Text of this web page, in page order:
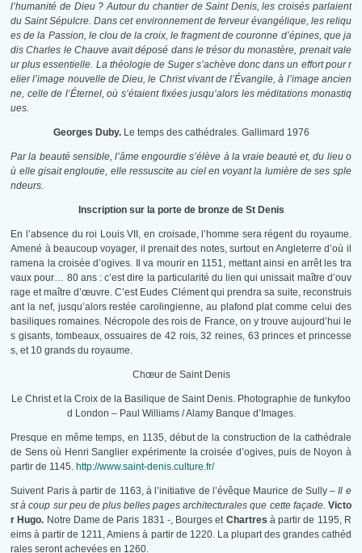
l’humanité de Dieu ? Autour du chantier de Saint Denis, les croisés parlaient
du Saint Sépulcre. Dans cet environnement de ferveur évangélique, les reliqu
es de la Passion, le clou de la croix, le fragment de couronne d’épines, que ja
dis Charles le Chauve avait déposé dans le trésor du monastère, prenait vale
ur plus essentielle. La théologie de Suger s’achève donc dans un effort pour r
elier l’image nouvelle de Dieu, le Christ vivant de l’Évangile, à l’image ancien
ne, celle de l’Éternel, où s’étaient fixées jusqu’alors les méditations monastiq
ues.
Georges Duby.Le temps des cathédrales. Gallimard 1976
Par la beauté sensible, l’âme engourdie s’élève à la vraie beauté et, du lieu o
ù elle gisait engloutie, elle ressuscite au ciel en voyant la lumière de ses sple
ndeurs.
Inscription sur la porte de bronze de St Denis
En l’absence du roi Louis VII, en croisade, l’homme sera régent du royaume.
Amené à beaucoup voyager, il prenait des notes, surtout en Angleterre d’où il
ramena la croisée d’ogives. Il va mourir en 1151, mettant ainsi en arrêt les tra
vaux pour… 80 ans : c’est dire la particularité du lien qui unissait maître d’ouv
rage et maître d’œuvre. C’est Eudes Clément qui prendra sa suite, reconstruis
ant la nef, jusqu’alors restée carolingienne, au plafond plat comme celui des
basiliques romaines. Nécropole des rois de France, on y trouve aujourd’hui le
s gisants, tombeaux, ossuaires de 42 rois, 32 reines, 63 princes et princesse
s, et 10 grands du royaume.
Chœur de Saint Denis
Le Christ et la Croix de la Basilique de Saint Denis. Photographie de funkyfoo
d London – Paul Williams / Alamy Banque d’Images.
Presque en même temps, en 1135, début de la construction de la cathédrale
de Sens où Henri Sanglier expérimente la croisée d’ogives, puis de Noyon à
partir de 1145. http://www.saint-denis.culture.fr/
Suivent Paris à partir de 1163, à l’initiative de l’évêque Maurice de Sully –Il e
st à coup sur peu de plus belles pages architecturales que cette façade. Victo
r Hugo. Notre Dame de Paris 1831 -, Bourges et Chartres à partir de 1195, R
eims à partir de 1211, Amiens à partir de 1220. La plupart des grandes cathéd
rales seront achevées en 1260.